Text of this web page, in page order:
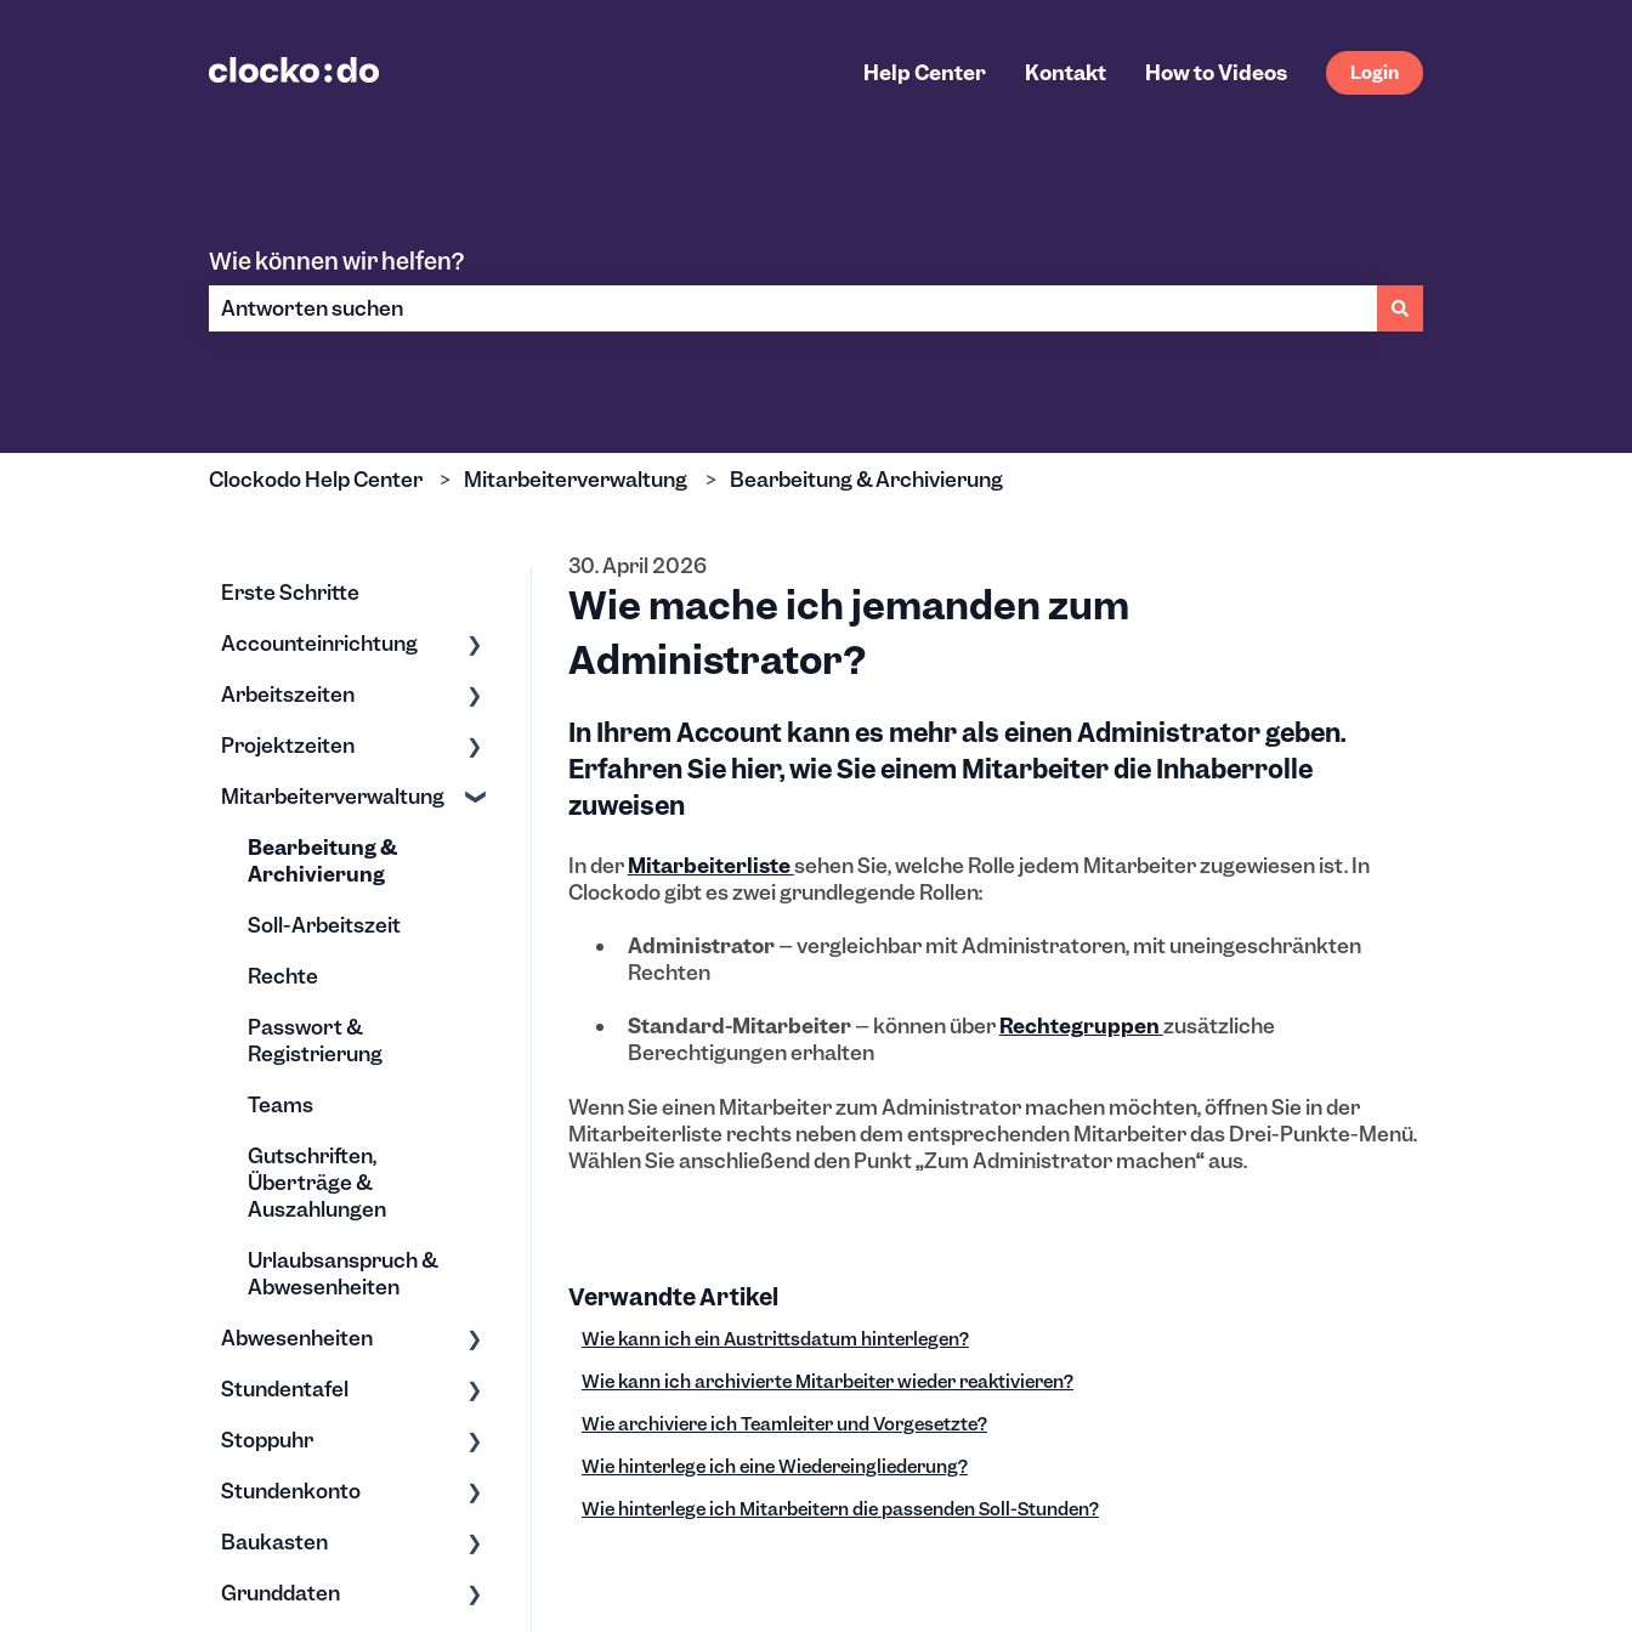
Help Center Kontakt How to Videos Login
Wie können wir helfen?
Clockodo Help Center Mitarbeiterverwaltung Bearbeitung & Archivierung
30. April 2026
Wie mache ich jemanden zum
Administrator?
In Ihrem Account kann es mehr als einen Administrator geben.
Erfahren Sie hier, wie Sie einem Mitarbeiter die Inhaberrolle
zuweisen
In derMitarbeiterlistesehen Sie, welche Rolle jedem Mitarbeiter zugewiesen ist. In
Clockodo gibt es zwei grundlegende Rollen:
Administrator– vergleichbar mit Administratoren, mit uneingeschränkten
Rechten
Standard-Mitarbeiter– können überRechtegruppenzusätzliche
Berechtigungen erhalten
Wenn Sie einen Mitarbeiter zum Administrator machen möchten, öffnen Sie in der
Mitarbeiterliste rechts neben dem entsprechenden Mitarbeiter das Drei-Punkte-Menü.
Wählen Sie anschließend den Punkt„Zum Administrator machen“aus.
Verwandte Artikel
Wie kann ich ein Austrittsdatum hinterlegen?
Wie kann ich archivierte Mitarbeiter wieder reaktivieren?
Wie archiviere ich Teamleiter und Vorgesetzte?
Wie hinterlege ich eine Wiedereingliederung?
Wie hinterlege ich Mitarbeitern die passenden Soll-Stunden?
Erste Schritte
Accounteinrichtung
Einstellungen
Export/Import &
Arbeitszeiten
Zeiten erfassen
Zeiten bearbeiten
Projektzeiten
Erfassung &
Projektberichte
Budgets
Mitarbeiterverwaltung
Bearbeitung &
Archivierung
Soll-Arbeitszeit
Rechte
Passwort &
Registrierung
Teams
Gutschriften,
Überträge &
Auszahlungen
Urlaubsanspruch &
Abwesenheiten
Abwesenheiten
Allgemein
Urlaub
Elternzeit
Abwesenheitstyp
Kalender
Stundentafel
Erfassung &
Stoppuhr
Erfassung &
Stundenkonto
Überstunden
Minusstunden
Baukasten
Exporte
Grunddaten